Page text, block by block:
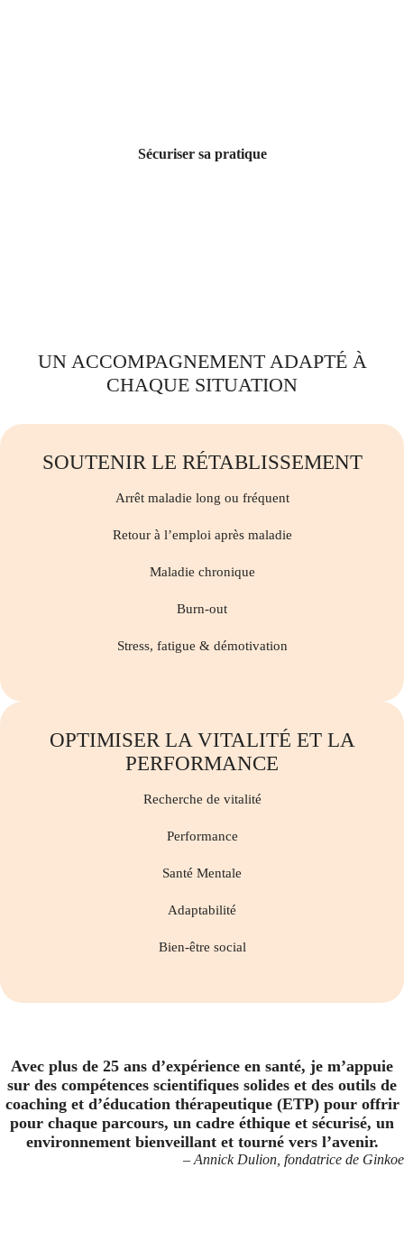
Sécuriser sa pratique
UN ACCOMPAGNEMENT ADAPTÉ À
CHAQUE SITUATION
SOUTENIR LE RÉTABLISSEMENT
Arrêt maladie long ou fréquent
Retour à l’emploi après maladie
Maladie chronique
Burn-out
Stress, fatigue & démotivation
OPTIMISER LA VITALITÉ ET LA
PERFORMANCE
Recherche de vitalité
Performance
Santé Mentale
Adaptabilité
Bien-être social
Avec plus de 25 ans d’expérience en santé, je m’appuie
sur des compétences scientifiques solides et des outils de
coaching et d’éducation thérapeutique (ETP) pour offrir
pour chaque parcours, un cadre éthique et sécurisé, un
environnement bienveillant et tourné vers l’avenir.
– Annick Dulion, fondatrice de Ginkoe